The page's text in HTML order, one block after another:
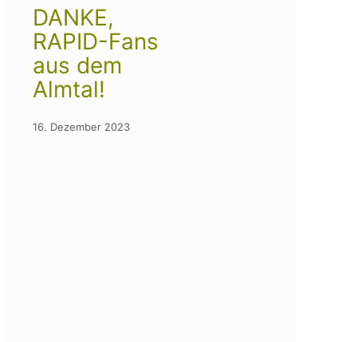
DANKE,
RAPID-Fans
aus dem
Almtal!
16. Dezember 2023